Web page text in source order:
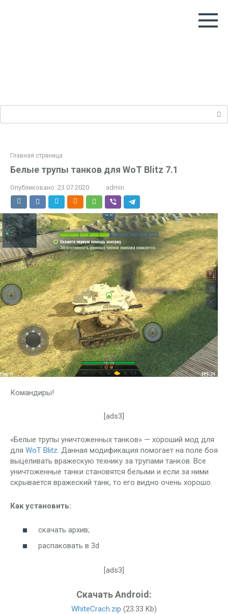
Главная страница
Белые трупы танков для WoT Blitz 7.1
Опубликовано: 23.07.2020 admin
Командиры!
[ads3]
«Белые трупы уничтоженных танков» — хороший мод для
для WoT Blitz. Данная модификация помогает на поле боя
выцеливать вражескую технику за трупами танков. Все
уничтоженные танки становятся белыми и если за ними
скрывается вражеский танк, то его видно очень хорошо.
Как установить:
скачать архив;
распаковать в 3d
[ads3]
Скачать Android:
WhiteCrach.zip (23.33 Kb)